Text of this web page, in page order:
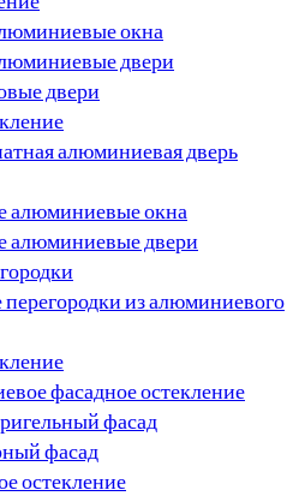
окна
двери
двери
алюминиевая дверь
алюминиевые окна
алюминиевые двери
из алюминиевого
фасадное остекление
фасад
фасад
остекление